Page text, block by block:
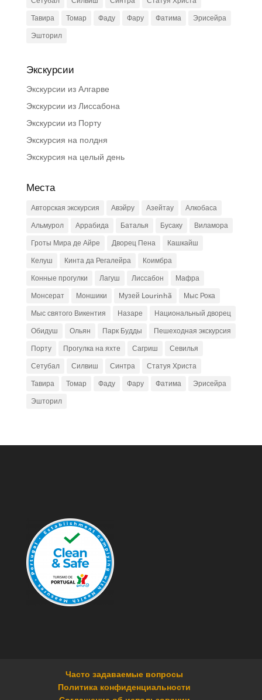
Тавира
Томар Фаду Фару Фатима
Эрисейра
Эшторил
Экскурсии
Экскурсии из Алгарве
Экскурсии из Лиссабона
Экскурсии из Порту
Экскурсия на полдня
Экскурсия на целый день
Места
Авторская экскурсия Авэйру Азейтау
Алкобаса
Альмурол
Аррабида Баталья Бусаку
Виламора
Гроты Мира де Айре
Дворец Пена
Кашкайш
Келуш
Кинта да Регалейра
Коимбра
Конные прогулки
Лагуш Лиссабон
Мафра
Монсерат
Моншики Музей Lourinhã
Мыс Рока
Мыс святого Викентия
Назаре
Национальный дворец
Обидуш
Ольян Парк Будды
Пешеходная экскурсия
Порту
Прогулка на яхте Сагриш
Севилья
Сетубал
Силвиш Синтра
Статуя Христа
Тавира
Томар Фаду Фару Фатима
Эрисейра
Эшторил
Часто задаваемые вопросы
Политика конфиденциальности